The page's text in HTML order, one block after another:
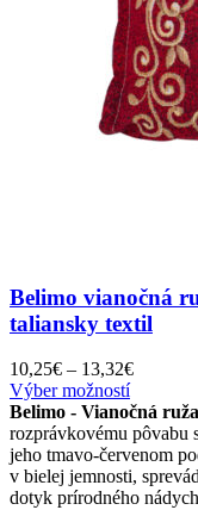
Belimo vianočná
taliansky textil
10,25€ – 13,32€Price
10,25€
through
13,32€
Výber možnostíTento
produkt
má
viacero
Možnosti
Belimo - Vianočná
rozprávkovému pôvabu
jeho tmavo-červenom
v bielej jemnosti,
dotyk prírodného